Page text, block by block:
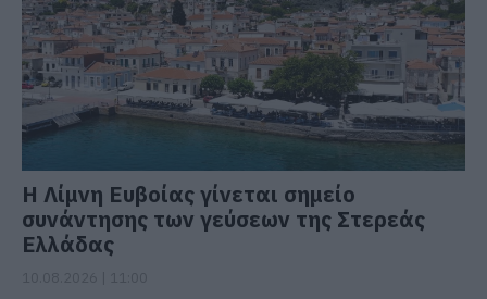
Η Λίμνη Ευβοίας γίνεται σημείο
συνάντησης των γεύσεων της Στερεάς
Ελλάδας